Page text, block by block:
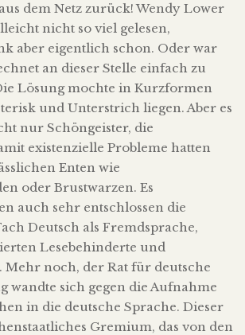
dem Netz zurück! Wendy Lower
nicht so viel gelesen,
aber eigentlich schon. Oder war
an dieser Stelle einfach zu
Lösung mochte in Kurzformen
und Unterstrich liegen. Aber es
nur Schöngeister, die
existenzielle Probleme hatten
Enten wie
oder Brustwarzen. Es
auch sehr entschlossen die
Deutsch als Fremdsprache,
Lesebehinderte und
noch, der Rat für deutsche
wandte sich gegen die Aufnahme
in die deutsche Sprache. Dieser
Gremium, das von den